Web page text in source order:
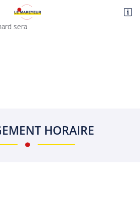
sera

Vous pouvez vous désinscrire à tout moment en
HORAIRE